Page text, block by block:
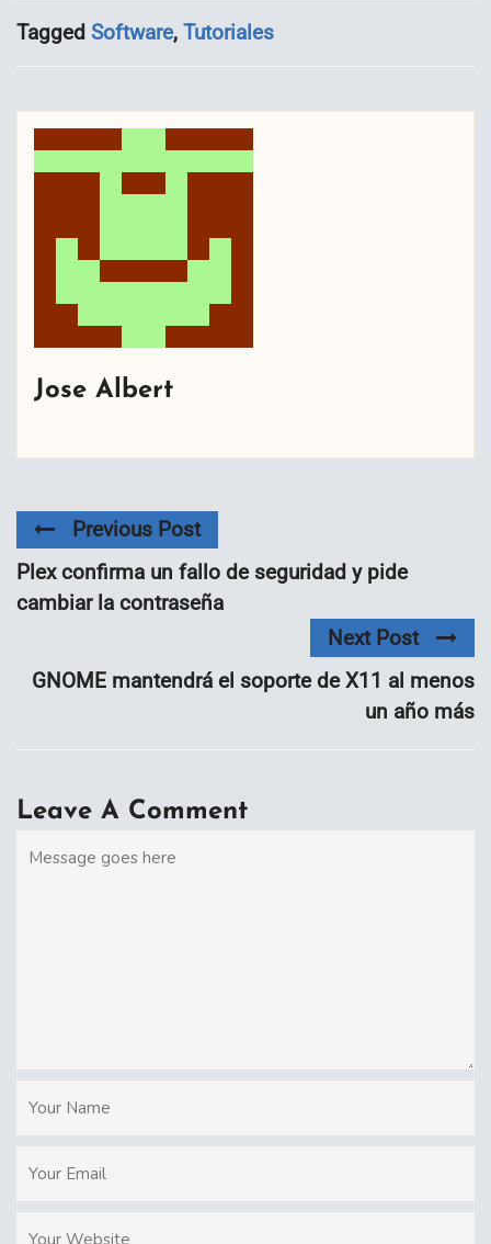
Tagged Software, Tutoriales
Jose Albert
Previous Post
Plex confirma un fallo de seguridad y pide
cambiar la contraseña
Next Post
GNOME mantendrá el soporte de X11 al menos
un año más
Leave A Comment